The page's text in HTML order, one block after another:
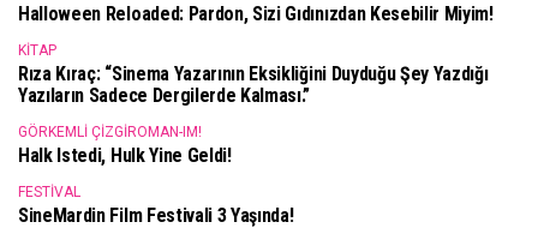
Halloween Reloaded: Pardon, Sizi Gıdınızdan Kesebilir Miyim!
KITAP
Rıza Kıraç: “Sinema Yazarının Eksikliğini Duyduğu Şey Yazdığı
Yazıların Sadece Dergilerde Kalması.”
GÖRKEMLI ÇIZGIROMAN-IM!
Halk Istedi, Hulk Yine Geldi!
FESTIVAL
SineMardin Film Festivali 3 Yaşında!